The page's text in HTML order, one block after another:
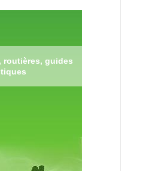
routières, guides